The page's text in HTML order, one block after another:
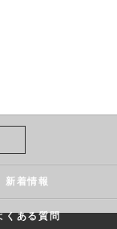
新着情報
くある質問